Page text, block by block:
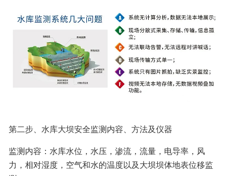
第二步、水库大坝安全监测内容、方法及仪器
监测内容：水库水位，水压，渗流，流量，电导率，风
力，相对湿度，空气和水的温度以及大坝坝体地表位移监